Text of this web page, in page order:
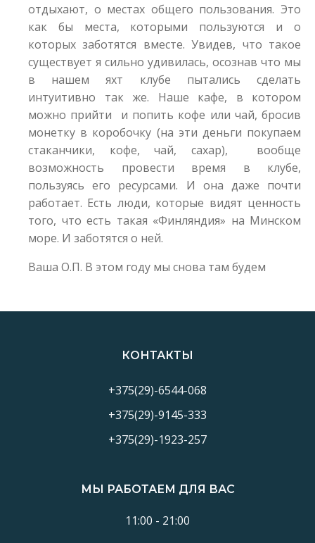
отдыхают, о местах общего пользования. Это
как бы места, которыми пользуются и о
которых заботятся вместе. Увидев, что такое
существует я сильно удивилась, осознав что мы
в нашем яхт клубе пытались сделать
интуитивно так же. Наше кафе, в котором
можно прийти и попить кофе или чай, бросив
монетку в коробочку (на эти деньги покупаем
стаканчики, кофе, чай, сахар), вообще
возможность провести время в клубе,
пользуясь его ресурсами. И она даже почти
работает. Есть люди, которые видят ценность
того, что есть такая «Финляндия» на Минском
море. И заботятся о ней.
Ваша О.П. В этом году мы снова там будем
КОНТАКТЫ
+375(29)-6544-068
+375(29)-9145-333
+375(29)-1923-257
МЫ РАБОТАЕМ ДЛЯ ВАС
11:00 - 21:00